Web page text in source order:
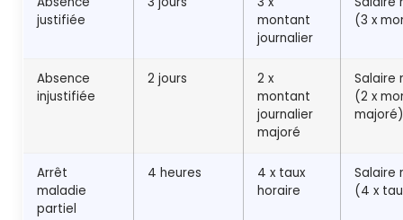
justifiée
montant
journalier
(3 x
Absence
injustifiée
2 jours
2 x
montant
journalier
majoré
Salaire
(2 x
majoré)
Arrêt
maladie
partiel
4 heures
4 x taux
horaire
Salaire
(4 x